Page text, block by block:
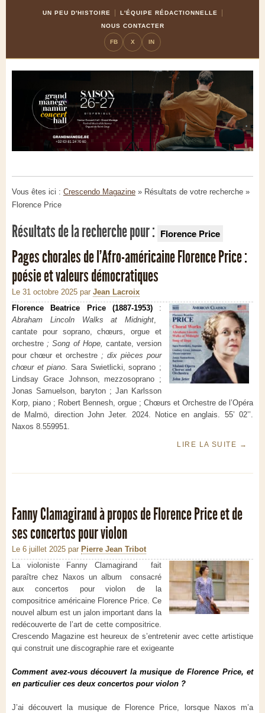
UN PEU D'HISTOIRE
L'ÉQUIPE RÉDACTIONNELLE
NOUS CONTACTER
FB X IN
Vous êtes ici : Crescendo Magazine » Résultats de votre recherche »
Florence Price
Résultats de la recherche pour : Florence Price
Pages chorales de l’Afro-américaine Florence Price :
poésie et valeurs démocratiques
Le 31 octobre 2025 par Jean Lacroix
Florence Beatrice Price (1887-1953) :
Abraham Lincoln Walks at Midnight,
cantate pour soprano, chœurs, orgue et
orchestre ; Song of Hope, cantate, version
pour chœur et orchestre ; dix pièces pour
chœur et piano. Sara Swietlicki, soprano ;
Lindsay Grace Johnson, mezzosoprano ;
Jonas Samuelson, baryton ; Jan Karlsson
Korp, piano ; Robert Bennesh, orgue ; Chœurs et Orchestre de l’Opéra
de Malmö, direction John Jeter. 2024. Notice en anglais. 55’ 02’’.
Naxos 8.559951.
LIRE LA SUITE →
Fanny Clamagirand à propos de Florence Price et de
ses concertos pour violon
Le 6 juillet 2025 par Pierre Jean Tribot
La violoniste Fanny Clamagirand fait
paraître chez Naxos un album consacré
aux concertos pour violon de la
compositrice américaine Florence Price. Ce
nouvel album est un jalon important dans la
redécouverte de l’art de cette compositrice.
Crescendo Magazine est heureux de s’entretenir avec cette artistique
qui construit une discographie rare et exigeante
Comment avez-vous découvert la musique de Florence Price, et
en particulier ces deux concertos pour violon ?
J’ai découvert la musique de Florence Price, lorsque Naxos m’a